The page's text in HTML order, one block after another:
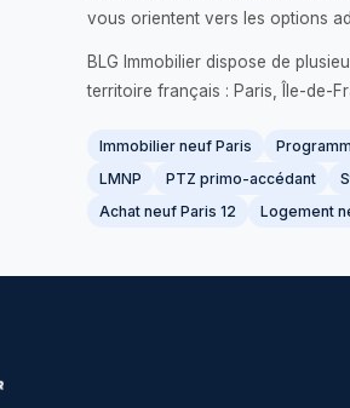
vous orientent vers les options
BLG Immobilier dispose de
territoire français : Paris, Île-de-
Immobilier neuf Paris
LMNP
PTZ primo-accédant
Achat neuf Paris 12
Logement